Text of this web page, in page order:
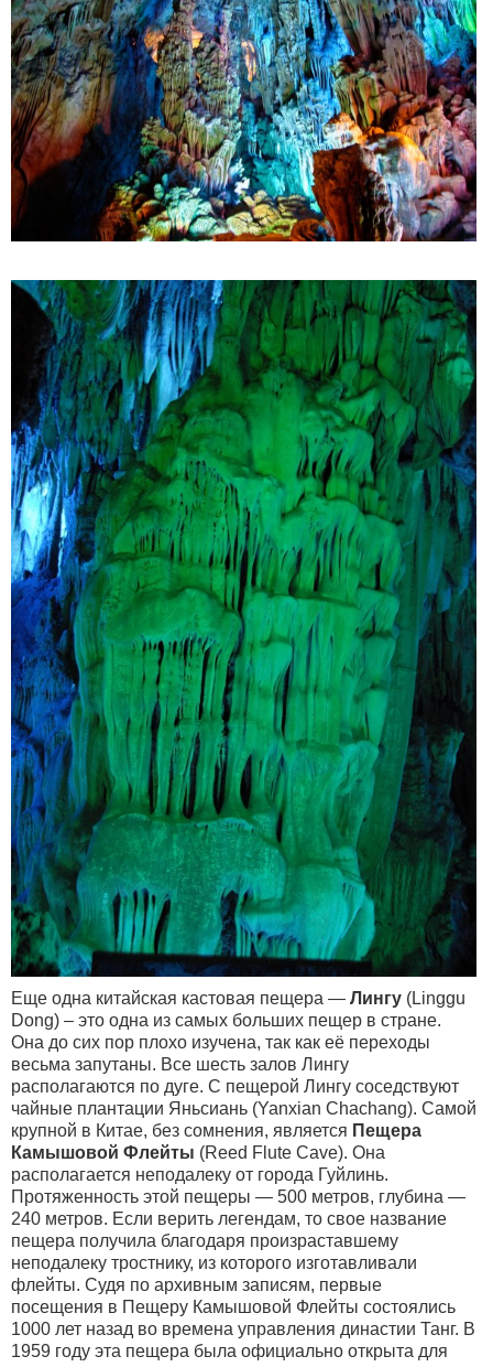
Еще одна китайская кастовая пещера — Лингу (Linggu
Dong) – это одна из самых больших пещер в стране.
Она до сих пор плохо изучена, так как её переходы
весьма запутаны. Все шесть залов Лингу
располагаются по дуге. С пещерой Лингу соседствуют
чайные плантации Яньсиань (Yanxian Chachang). Самой
крупной в Китае, без сомнения, является Пещера
Камышовой Флейты (Reed Flute Cave). Она
располагается неподалеку от города Гуйлинь.
Протяженность этой пещеры — 500 метров, глубина —
240 метров. Если верить легендам, то свое название
пещера получила благодаря произраставшему
неподалеку тростнику, из которого изготавливали
флейты. Судя по архивным записям, первые
посещения в Пещеру Камышовой Флейты состоялись
1000 лет назад во времена управления династии Танг. В
1959 году эта пещера была официально открыта для